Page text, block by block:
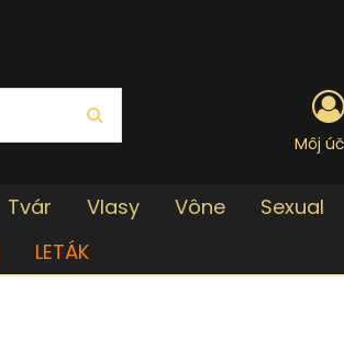
Môj
Tvár Vlasy Vône Sexual
LETÁK